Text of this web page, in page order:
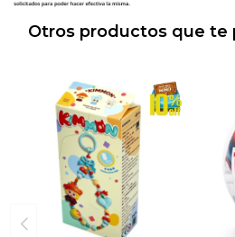
Otros productos que te